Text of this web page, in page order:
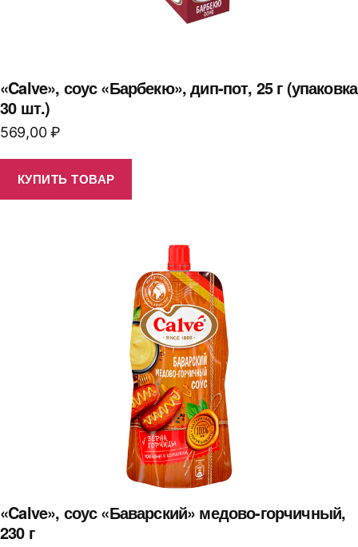
«Calve», соус «Барбекю», дип-пот, 25 г (упаковка
30 шт.)
569,00₽
КУПИТЬ ТОВАР
«Calve», соус «Баварский» медово-горчичный,
230 г